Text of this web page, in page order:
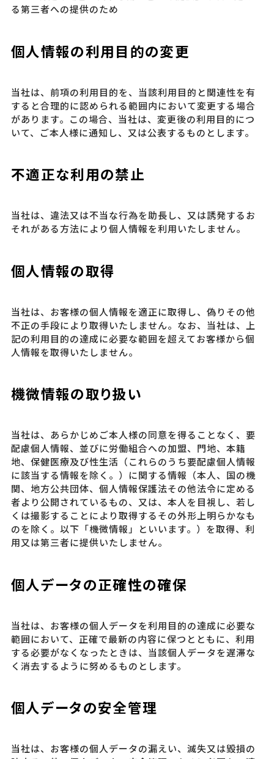
る第三者への提供のため
個人情報の利用目的の変更
当社は、前項の利用目的を、当該利用目的と関連性を有
すると合理的に認められる範囲内において変更する場合
があります。この場合、当社は、変更後の利用目的につ
いて、ご本人様に通知し、又は公表するものとします。
不適正な利用の禁止
当社は、違法又は不当な行為を助⾧し、又は誘発するお
それがある方法により個人情報を利用いたしません。
個人情報の取得
当社は、お客様の個人情報を適正に取得し、偽りその他
不正の手段により取得いたしません。なお、当社は、上
記の利用目的の達成に必要な範囲を超えてお客様から個
人情報を取得いたしません。
機微情報の取り扱い
当社は、あらかじめご本人様の同意を得ることなく、要
配慮個人情報、並びに労働組合への加盟、門地、本籍
地、保健医療及び性生活（これらのうち要配慮個人情報
に該当する情報を除く。）に関する情報（本人、国の機
関、地方公共団体、個人情報保護法その他法令に定める
者より公開されているもの、又は、本人を目視し、若し
くは撮影することにより取得するその外形上明らかなも
のを除く。以下「機微情報」といいます。）を取得、利
用又は第三者に提供いたしません。
個人データの正確性の確保
当社は、お客様の個人データを利用目的の達成に必要な
範囲において、正確で最新の内容に保つとともに、利用
する必要がなくなったときは、当該個人データを遅滞な
く消去するように努めるものとします。
個人データの安全管理
当社は、お客様の個人データの漏えい、滅失又は毀損の